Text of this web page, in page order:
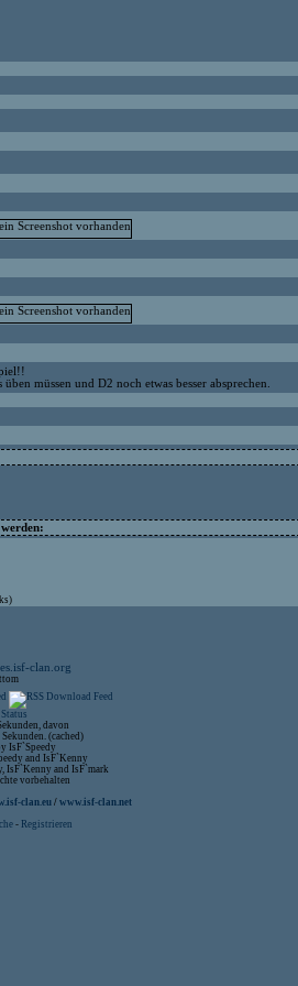
müssen und D2 noch etwas besser absprechen.
clan.org
davon
(cached)
IsF`Speedy
and IsF`Kenny
IsF`Kenny and IsF`mark
vorbehalten
clan.eu/ www.isf-clan.net
- Registrieren